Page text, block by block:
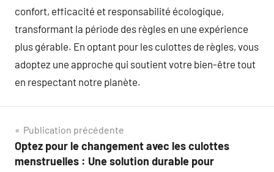
confort, efficacité et responsabilité écologique,
transformant la période des règles en une expérience
plus gérable. En optant pour les culottes de règles, vous
adoptez une approche qui soutient votre bien-être tout
en respectant notre planète.
Navigation
de
Publication précédente
Optez pour le changement avec les culottes
menstruelles : Une solution durable pour